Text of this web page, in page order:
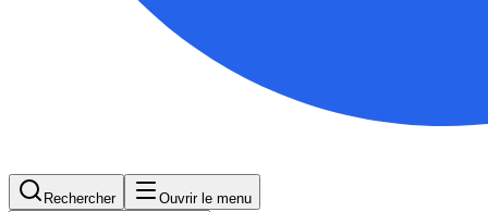
Rechercher Ouvrir le menu